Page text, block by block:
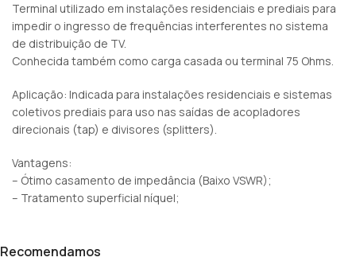
Terminal utilizado em instalações residenciais e prediais para
impedir o ingresso de frequências interferentes no sistema
de distribuição de TV.
Conhecida também como carga casada ou terminal 75 Ohms.
Aplicação: Indicada para instalações residenciais e sistemas
coletivos prediais para uso nas saídas de acopladores
direcionais (tap) e divisores (splitters).
Vantagens:
– Ótimo casamento de impedância (Baixo VSWR);
– Tratamento superficial níquel;
Recomendamos